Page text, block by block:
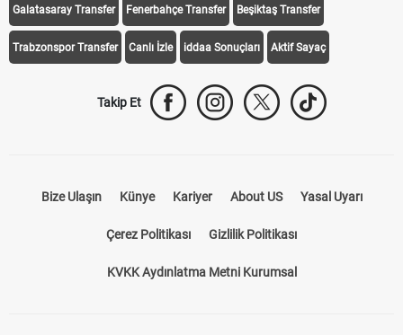
Galatasaray Transfer Fenerbahçe Transfer Beşiktaş Transfer
Trabzonspor Transfer Canlı İzle iddaa Sonuçları Aktif Sayaç
Takip Et
Bize Ulaşın Künye Kariyer About US Yasal Uyarı
Çerez Politikası Gizlilik Politikası
KVKK Aydınlatma Metni Kurumsal